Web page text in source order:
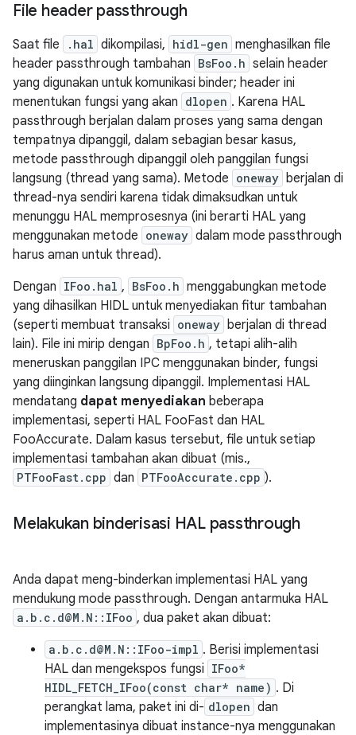
File header passthrough
Saat file .hal dikompilasi, hidl-gen menghasilkan file
header passthrough tambahan BsFoo.h selain header
yang digunakan untuk komunikasi binder; header ini
menentukan fungsi yang akan dlopen . Karena HAL
passthrough berjalan dalam proses yang sama dengan
tempatnya dipanggil, dalam sebagian besar kasus,
metode passthrough dipanggil oleh panggilan fungsi
langsung (thread yang sama). Metode oneway berjalan di
thread-nya sendiri karena tidak dimaksudkan untuk
menunggu HAL memprosesnya (ini berarti HAL yang
menggunakan metode oneway dalam mode passthrough
harus aman untuk thread).
Dengan IFoo.hal , BsFoo.h menggabungkan metode
yang dihasilkan HIDL untuk menyediakan fitur tambahan
(seperti membuat transaksi oneway berjalan di thread
lain). File ini mirip dengan BpFoo.h , tetapi alih-alih
meneruskan panggilan IPC menggunakan binder, fungsi
yang diinginkan langsung dipanggil. Implementasi HAL
mendatang dapat menyediakan beberapa
implementasi, seperti HAL FooFast dan HAL
FooAccurate. Dalam kasus tersebut, file untuk setiap
implementasi tambahan akan dibuat (mis.,
PTFooFast.cpp dan PTFooAccurate.cpp ).
Melakukan binderisasi HAL passthrough
Anda dapat meng-binderkan implementasi HAL yang
mendukung mode passthrough. Dengan antarmuka HAL
a.b.c.d@M.N::IFoo , dua paket akan dibuat:
a.b.c.d@M.N::IFoo-impl . Berisi implementasi
HAL dan mengekspos fungsi IFoo*
HIDL_FETCH_IFoo(const char* name) . Di
perangkat lama, paket ini di- dlopen dan
implementasinya dibuat instance-nya menggunakan